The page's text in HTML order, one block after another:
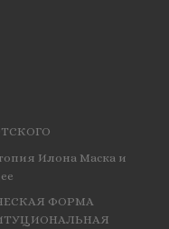
Илона Маска и
ФОРМА